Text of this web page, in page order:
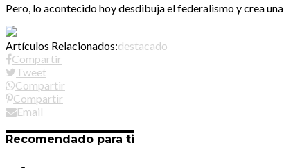
Pero, lo acontecido hoy desdibuja el federalismo y crea
Artículos Relacionados:destacado
Compartir
Tweet
Compartir
Compartir
Email
Recomendado para ti